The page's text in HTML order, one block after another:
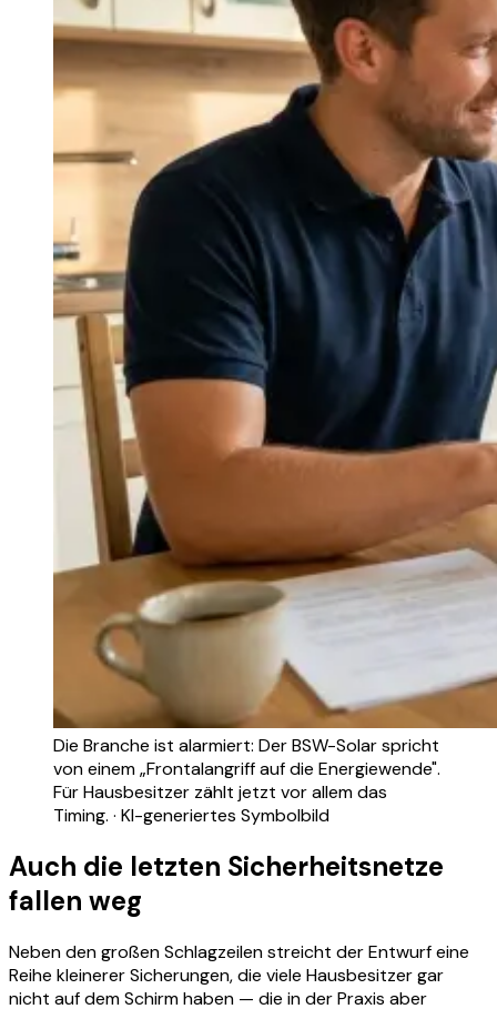
Die Branche ist alarmiert: Der BSW-Solar spricht
von einem „Frontalangriff auf die Energiewende".
Für Hausbesitzer zählt jetzt vor allem das
Timing. · KI-generiertes Symbolbild
Auch die letzten Sicherheitsnetze
fallen weg
Neben den großen Schlagzeilen streicht der Entwurf eine
Reihe kleinerer Sicherungen, die viele Hausbesitzer gar
nicht auf dem Schirm haben — die in der Praxis aber